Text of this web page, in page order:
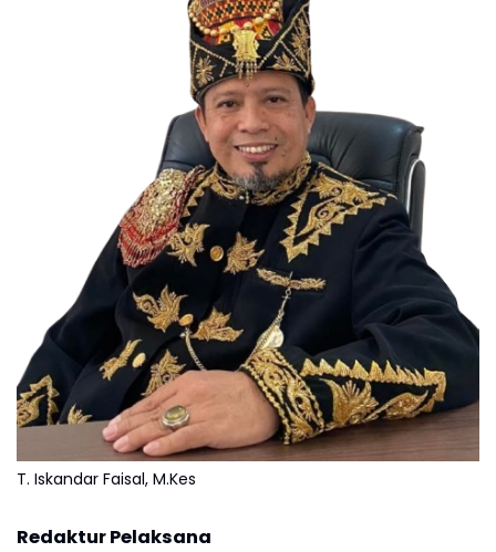
T. Iskandar Faisal, M.Kes
Redaktur Pelaksana